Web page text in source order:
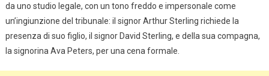
da uno studio legale, con un tono freddo e impersonale come
un’ingiunzione del tribunale: il signor Arthur Sterling richiede la
presenza di suo figlio, il signor David Sterling, e della sua compagna,
la signorina Ava Peters, per una cena formale.